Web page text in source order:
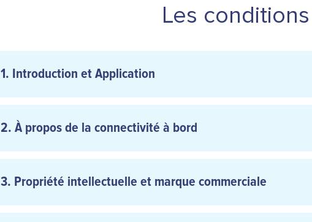
Les conditions
1. Introduction et Application
2. À propos de la connectivité à bord
3. Propriété intellectuelle et marque commerciale